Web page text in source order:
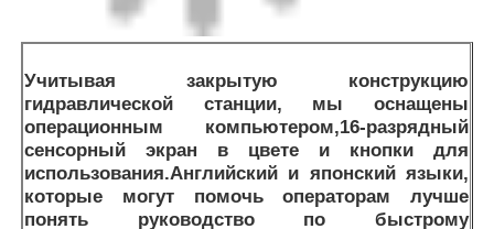
Учитывая закрытую конструкцию
гидравлической станции, мы оснащены
операционным компьютером,16-разрядный
сенсорный экран в цвете и кнопки для
использования.Английский и японский языки,
которые могут помочь операторам лучше
понять руководство по быстрому